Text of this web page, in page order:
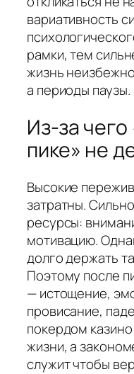
вариативность
рамки, тем
жизнь
а периоды паузы.
Из-за
пике» не
Высокие
затратны.
ресурсы:
мотивацию.
долго держать
Поэтому после
— истощение,
провисание,
покердом
жизни, а
служит чтобы